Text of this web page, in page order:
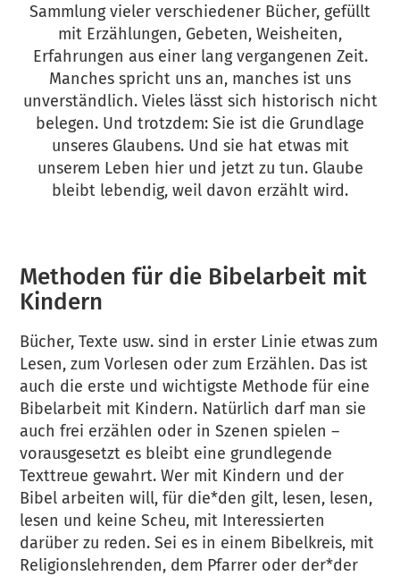
Sammlung vieler verschiedener Bücher, gefüllt
mit Erzählungen, Gebeten, Weisheiten,
Erfahrungen aus einer lang vergangenen Zeit.
Manches spricht uns an, manches ist uns
unverständlich. Vieles lässt sich historisch nicht
belegen. Und trotzdem: Sie ist die Grundlage
unseres Glaubens. Und sie hat etwas mit
unserem Leben hier und jetzt zu tun. Glaube
bleibt lebendig, weil davon erzählt wird.
Methoden für die Bibelarbeit mit
Kindern
Bücher, Texte usw. sind in erster Linie etwas zum
Lesen, zum Vorlesen oder zum Erzählen. Das ist
auch die erste und wichtigste Methode für eine
Bibelarbeit mit Kindern. Natürlich darf man sie
auch frei erzählen oder in Szenen spielen –
vorausgesetzt es bleibt eine grundlegende
Texttreue gewahrt. Wer mit Kindern und der
Bibel arbeiten will, für die*den gilt, lesen, lesen,
lesen und keine Scheu, mit Interessierten
darüber zu reden. Sei es in einem Bibelkreis, mit
Religionslehrenden, dem Pfarrer oder der*der